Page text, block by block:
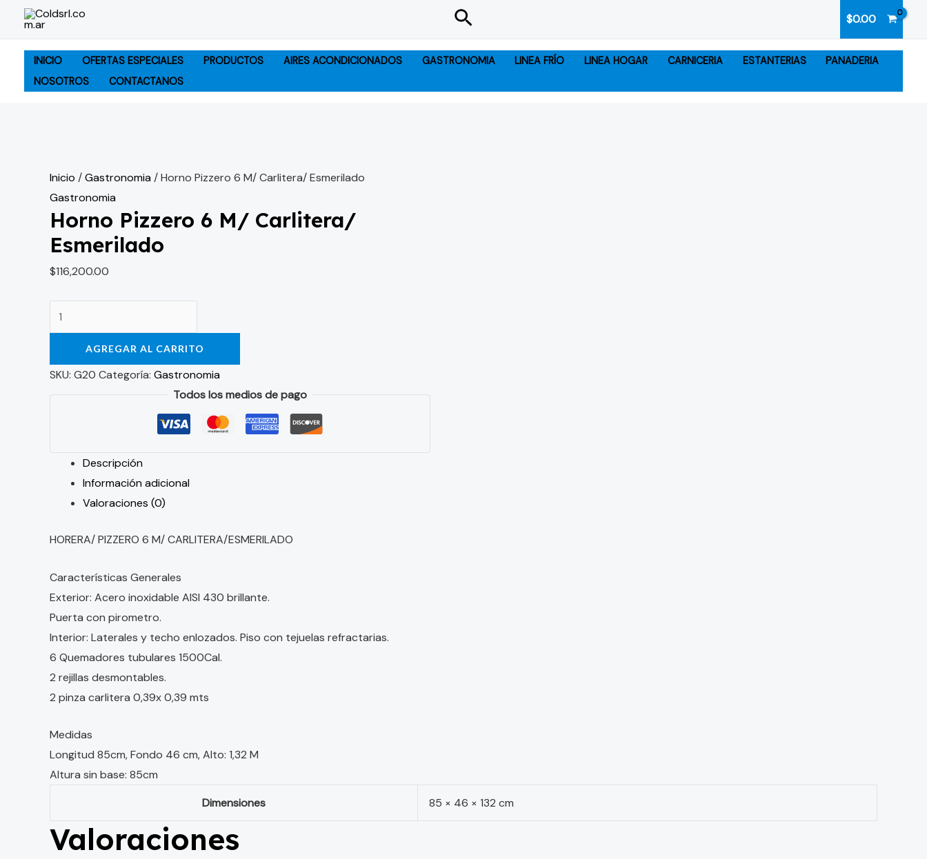
contenido
Buscar $0.00
INICIO OFERTAS ESPECIALES PRODUCTOS AIRES ACONDICIONADOS GASTRONOMIA LINEA FRÍO LINEA HOGAR CARNICERIA ESTANTERIAS
PANADERIA
NOSOTROS
CONTACTANOS
Inicio /Gastronomia/ Horno Pizzero 6 M/ Carlitera/ Esmerilado
Gastronomia
Horno Pizzero 6 M/ Carlitera/
Esmerilado
$116,200.00
Horno
6
Carlitera/
AGREGAR AL CARRITO
SKU: G20 Categoría: Gastronomia
Todos los medios de pago
Descripción
Información adicional
Valoraciones (0)
HORERA/ PIZZERO 6 M/ CARLITERA/ESMERILADO
Características Generales
Exterior: Acero inoxidable AISI 430 brillante.
Puerta con pirometro.
Interior: Laterales y techo enlozados. Piso con tejuelas refractarias.
6 Quemadores tubulares 1500Cal.
2 rejillas desmontables.
2 pinza carlitera 0,39x 0,39 mts
Medidas
Longitud 85cm, Fondo 46 cm, Alto: 1,32 M
Altura sin base: 85cm
Dimensiones
85 × 46 × 132 cm
Valoraciones